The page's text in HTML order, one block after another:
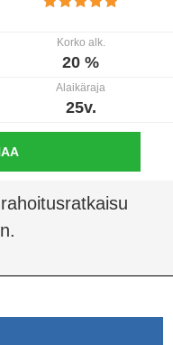
Korko alk.
20 %
Alaikäraja
25v.